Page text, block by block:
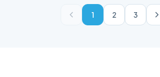
1 2 3